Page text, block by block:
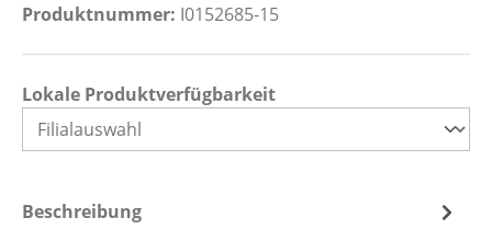
Produktnummer: I0152685-15
Lokale Produktverfügbarkeit
Beschreibung